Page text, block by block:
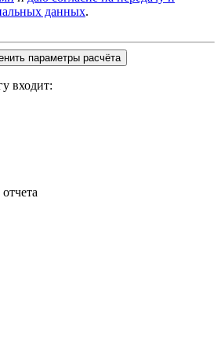
данных.
параметры расчёта
входит: